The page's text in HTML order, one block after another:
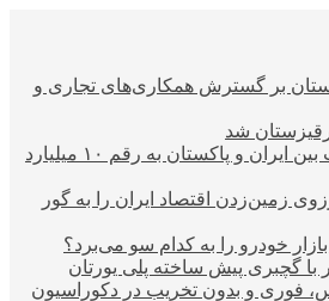
بر گسترش همکاری‌های تجاری و
شد
افزایش حجم تجارت بین ایران و پاکستان به رقم ۱۰ میلیارد
زمین‌زدن اقتصاد ایران را به گور
خودرو را به کدام سو می‌برد؟
با گچبری پیش ساخته پلی یورتان
فوری و بدون تخریب در دکوراسیون